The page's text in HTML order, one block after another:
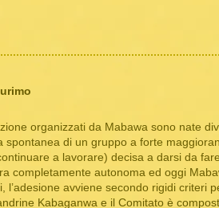
organizzati da Mabawa sono nate
spontanea di un gruppo a forte
a lavorare) decisa a darsi da
completamente autonoma ed oggi
l’adesione avviene secondo rigidi criteri
Kabaganwa e il Comitato è